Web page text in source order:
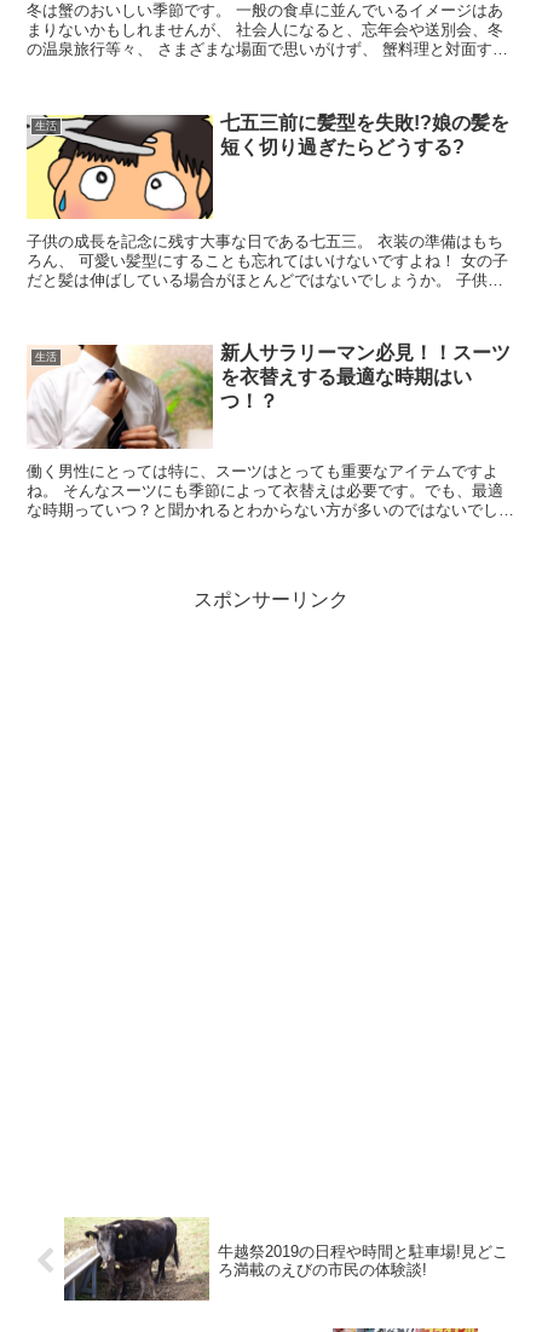
冬は蟹のおいしい季節です。 一般の食卓に並んでいるイメージはあ
まりないかもしれませんが、 社会人になると、忘年会や送別会、冬
の温泉旅行等々、 さまざまな場面で思いがけず、 蟹料理と対面する
生活
七五三前に髪型を失敗!?娘の髪を
短く切り過ぎたらどうする?
子供の成長を記念に残す大事な日である七五三。 衣装の準備はもち
ろん、 可愛い髪型にすることも忘れてはいけないですよね！ 女の子
だと髪は伸ばしている場合がほとんどではないでしょうか。 子供の
生活
新人サラリーマン必見！！スーツ
を衣替えする最適な時期はい
つ！？
働く男性にとっては特に、スーツはとっても重要なアイテムですよ
ね。 そんなスーツにも季節によって衣替えは必要です。でも、最適
な時期っていつ？と聞かれるとわからない方が多いのではないでしょ
スポンサーリンク
牛越祭2019の日程や時間と駐車場!見どこ
ろ満載のえびの市民の体験談!